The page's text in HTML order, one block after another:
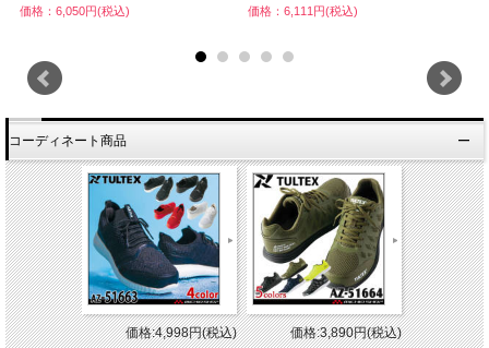
価格：6,050円(税込) 価格：6,111円(税込)
コーディネート商品
価格:4,998円(税込) 価格:3,890円(税込)